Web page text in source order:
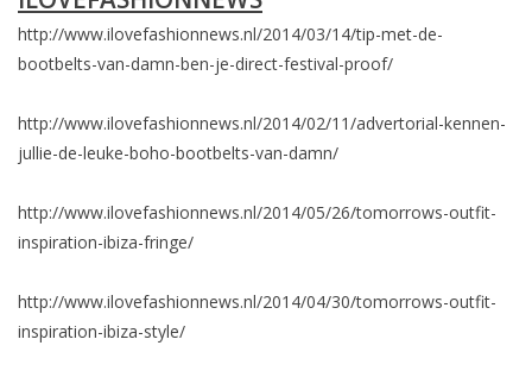
Meubels
Deuren
Kleden
Vachten
http://www.ilovefashionnews.nl/2014/03/14/tip-met-de-
bootbelts-van-damn-ben-je-direct-festival-proof/
http://www.ilovefashionnews.nl/2014/02/11/advertorial-kennen-
jullie-de-leuke-boho-bootbelts-van-damn/
http://www.ilovefashionnews.nl/2014/05/26/tomorrows-outfit-
inspiration-ibiza-fringe/
http://www.ilovefashionnews.nl/2014/04/30/tomorrows-outfit-
inspiration-ibiza-style/